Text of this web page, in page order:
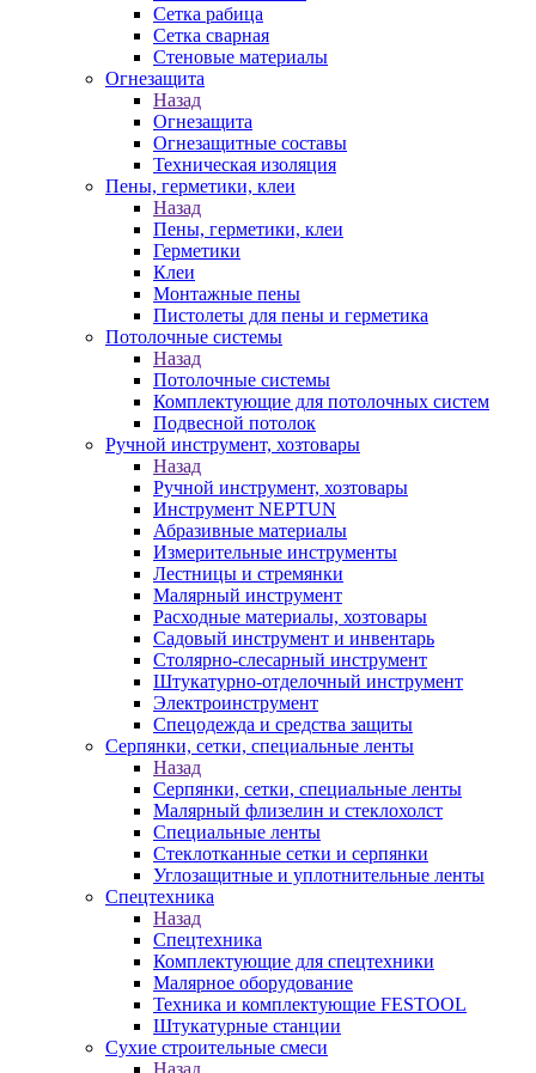
Сетка рабица
Сетка сварная
Стеновые материалы
Огнезащита
Назад
Огнезащита
Огнезащитные составы
Техническая изоляция
Пены, герметики, клеи
Назад
Пены, герметики, клеи
Герметики
Клеи
Монтажные пены
Пистолеты для пены и герметика
Потолочные системы
Назад
Потолочные системы
Комплектующие для потолочных систем
Подвесной потолок
Ручной инструмент, хозтовары
Назад
Ручной инструмент, хозтовары
Инструмент NEPTUN
Абразивные материалы
Измерительные инструменты
Лестницы и стремянки
Малярный инструмент
Расходные материалы, хозтовары
Садовый инструмент и инвентарь
Столярно-слесарный инструмент
Штукатурно-отделочный инструмент
Электроинструмент
Спецодежда и средства защиты
Серпянки, сетки, специальные ленты
Назад
Серпянки, сетки, специальные ленты
Малярный флизелин и стеклохолст
Специальные ленты
Стеклотканные сетки и серпянки
Углозащитные и уплотнительные ленты
Спецтехника
Назад
Спецтехника
Комплектующие для спецтехники
Малярное оборудование
Техника и комплектующие FESTOOL
Штукатурные станции
Сухие строительные смеси
Назад